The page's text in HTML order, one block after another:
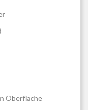
Oberfläche